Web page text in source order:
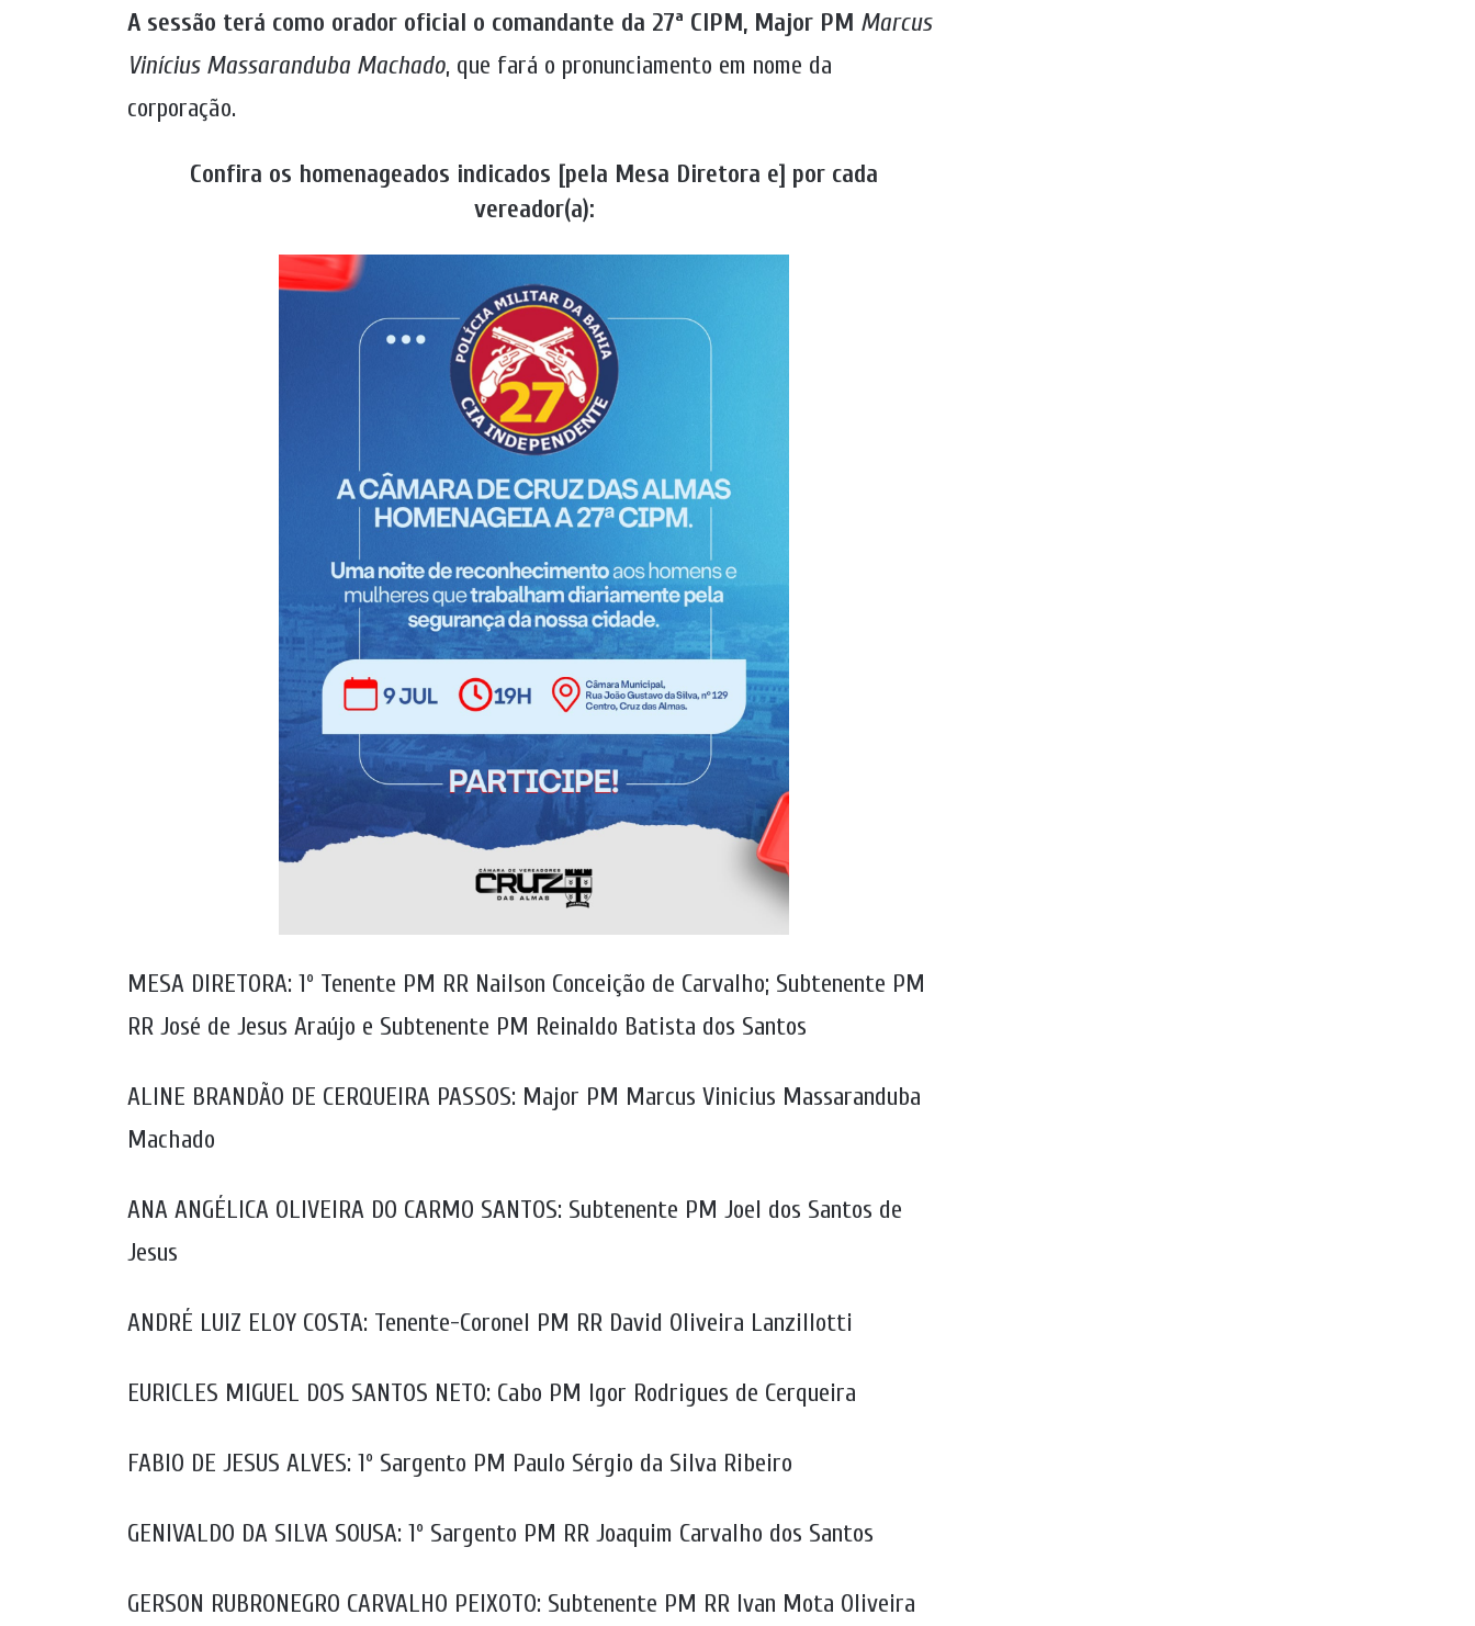
A sessão terá como orador oficial o comandante da 27ª CIPM, Major PM Marcus
Vinícius Massaranduba Machado, que fará o pronunciamento em nome da
corporação.
Confira os homenageados indicados [pela Mesa Diretora e] por cada
vereador(a):
MESA DIRETORA: 1º Tenente PM RR Nailson Conceição de Carvalho; Subtenente PM
RR José de Jesus Araújo e Subtenente PM Reinaldo Batista dos Santos
ALINE BRANDÃO DE CERQUEIRA PASSOS: Major PM Marcus Vinicius Massaranduba
Machado
ANA ANGÉLICA OLIVEIRA DO CARMO SANTOS: Subtenente PM Joel dos Santos de
Jesus
ANDRÉ LUIZ ELOY COSTA: Tenente-Coronel PM RR David Oliveira Lanzillotti
EURICLES MIGUEL DOS SANTOS NETO: Cabo PM Igor Rodrigues de Cerqueira
FABIO DE JESUS ALVES: 1º Sargento PM Paulo Sérgio da Silva Ribeiro
GENIVALDO DA SILVA SOUSA: 1º Sargento PM RR Joaquim Carvalho dos Santos
GERSON RUBRONEGRO CARVALHO PEIXOTO: Subtenente PM RR Ivan Mota Oliveira